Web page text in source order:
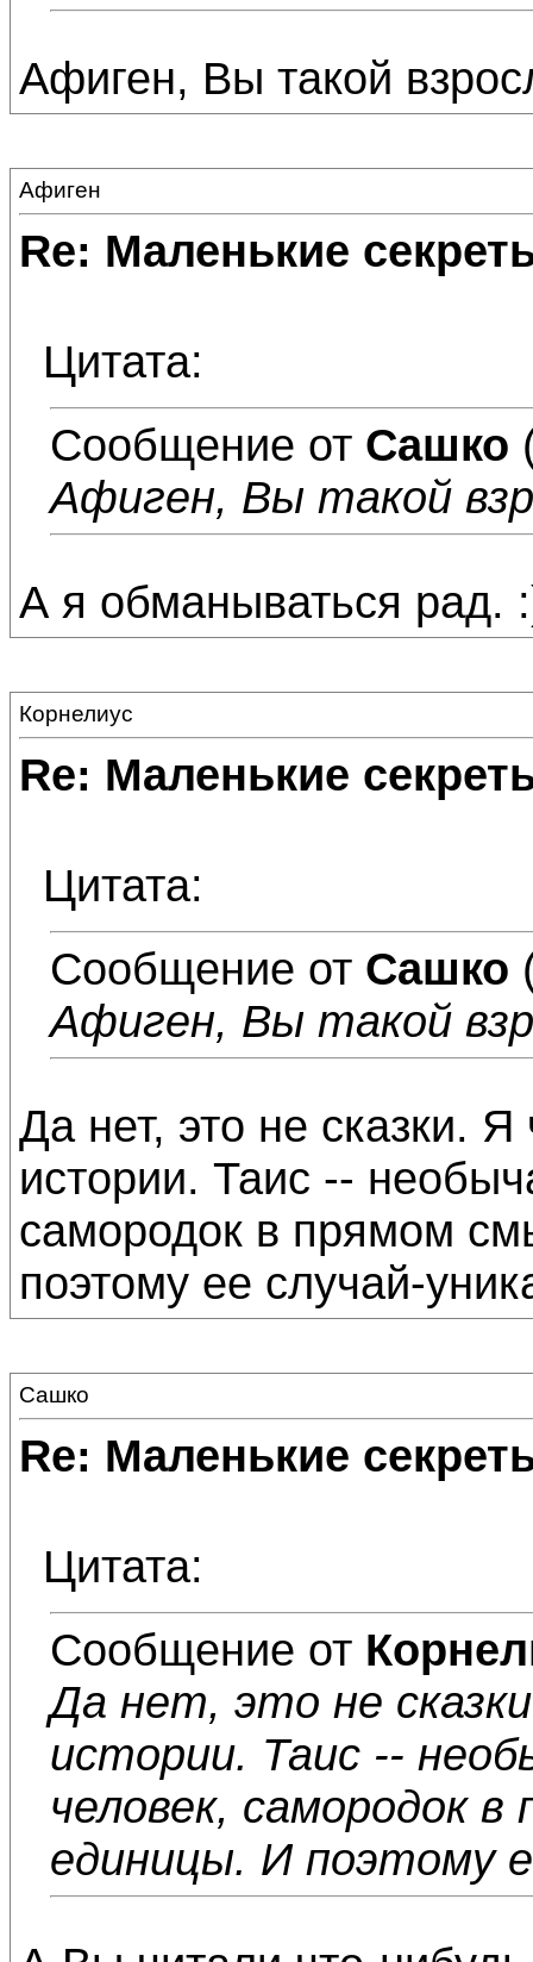
Афиген, Вы такой
Афиген
Re: Маленькие
Цитата:
Сообщение от Сашко
Афиген, Вы такой
А я обманываться рад.
Корнелиус
Re: Маленькие
Цитата:
Сообщение от Сашко
Афиген, Вы такой
Да нет, это не сказки. Я
истории. Таис --
самородок в прямом
поэтому ее случай-
Сашко
Re: Маленькие
Цитата:
Сообщение от
Да нет, это не
истории. Таис --
человек, самородок
единицы. И поэтому